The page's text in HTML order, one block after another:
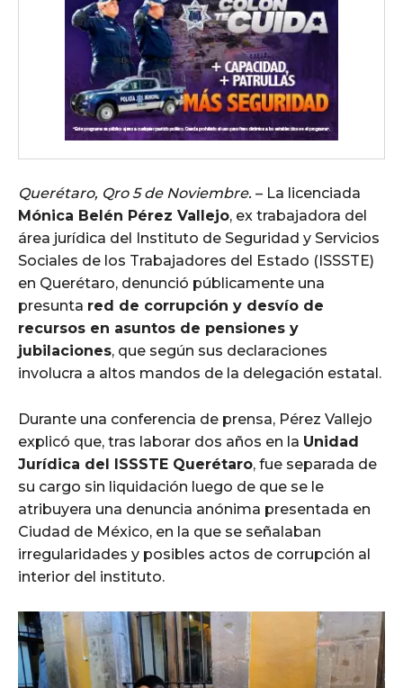
Querétaro, Qro 5 de Noviembre. – La licenciada
Mónica Belén Pérez Vallejo, ex trabajadora del
área jurídica del Instituto de Seguridad y Servicios
Sociales de los Trabajadores del Estado (ISSSTE)
en Querétaro, denunció públicamente una
presunta red de corrupción y desvío de
recursos en asuntos de pensiones y
jubilaciones, que según sus declaraciones
involucra a altos mandos de la delegación estatal.
Durante una conferencia de prensa, Pérez Vallejo
explicó que, tras laborar dos años en la Unidad
Jurídica del ISSSTE Querétaro, fue separada de
su cargo sin liquidación luego de que se le
atribuyera una denuncia anónima presentada en
Ciudad de México, en la que se señalaban
irregularidades y posibles actos de corrupción al
interior del instituto.